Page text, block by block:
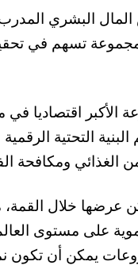
البشري
تسهم في
اقتصاديا في
التحتية
الغذائي ومكافحة
عرضها خلال القمة،
على مستوى
يمكن أن تكون